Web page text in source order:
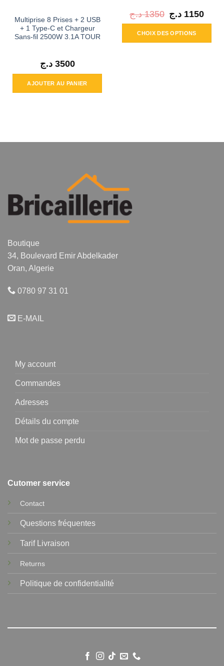
Multiprise 8 Prises + 2 USB
+ 1 Type-C et Chargeur
Sans-fil 2500W 3.1A TOUR
3500 د.ج
AJOUTER AU PANIER
1350 د.ج
Le
prix
initial
était :
1150 د.ج
Le
actuel
CHOIX DES OPTIONS
choisies
Boutique
34, Boulevard Emir Abdelkader
Oran, Algerie
0780 97 31 01
E-MAIL
My account
Commandes
Adresses
Détails du compte
Mot de passe perdu
Cutomer service
Contact
Questions fréquentes
Tarif Livraison
Returns
Politique de confidentialité